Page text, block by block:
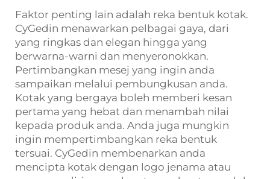
Faktor penting lain adalah reka bentuk kotak.
CyGedin menawarkan pelbagai gaya, dari
yang ringkas dan elegan hingga yang
berwarna-warni dan menyeronokkan.
Pertimbangkan mesej yang ingin anda
sampaikan melalui pembungkusan anda.
Kotak yang bergaya boleh memberi kesan
pertama yang hebat dan menambah nilai
kepada produk anda. Anda juga mungkin
ingin mempertimbangkan reka bentuk
tersuai. CyGedin membenarkan anda
mencipta kotak dengan logo jenama atau